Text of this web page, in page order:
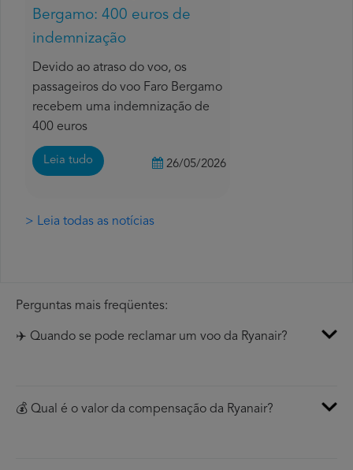
Bergamo: 400 euros de
indemnização
Devido ao atraso do voo, os
passageiros do voo Faro Bergamo
recebem uma indemnização de
400 euros
Leia tudo 26/05/2026
> Leia todas as notícias
Perguntas mais freqüentes:
✈️ Quando se pode reclamar um voo da Ryanair?
💰 Qual é o valor da compensação da Ryanair?